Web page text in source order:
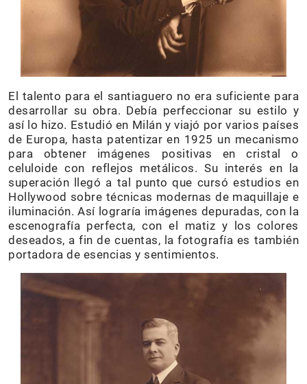
El talento para el santiaguero no era suficiente para
desarrollar su obra. Debía perfeccionar su estilo y
así lo hizo. Estudió en Milán y viajó por varios países
de Europa, hasta patentizar en 1925 un mecanismo
para obtener imágenes positivas en cristal o
celuloide con reflejos metálicos. Su interés en la
superación llegó a tal punto que cursó estudios en
Hollywood sobre técnicas modernas de maquillaje e
iluminación. Así lograría imágenes depuradas, con la
escenografía perfecta, con el matiz y los colores
deseados, a fin de cuentas, la fotografía es también
portadora de esencias y sentimientos.